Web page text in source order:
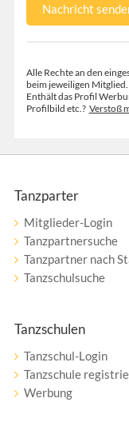
Nachricht
Alle Rechte an den
beim jeweiligen Mitglied.
Enthält das Profil
Profilbild etc.? Verstoß
Tanzparter
Mitglieder-Login
Tanzpartnersuche
Tanzpartner nach
Tanzschulsuche
Tanzschulen
Tanzschul-Login
Tanzschule
Werbung